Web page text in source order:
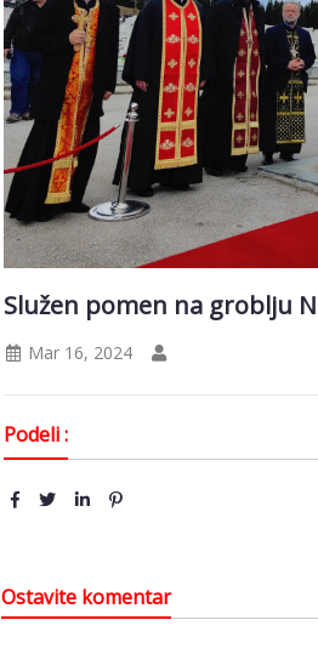
Služen pomen na groblju
Mar 16, 2024
Podeli :
Ostavite komentar